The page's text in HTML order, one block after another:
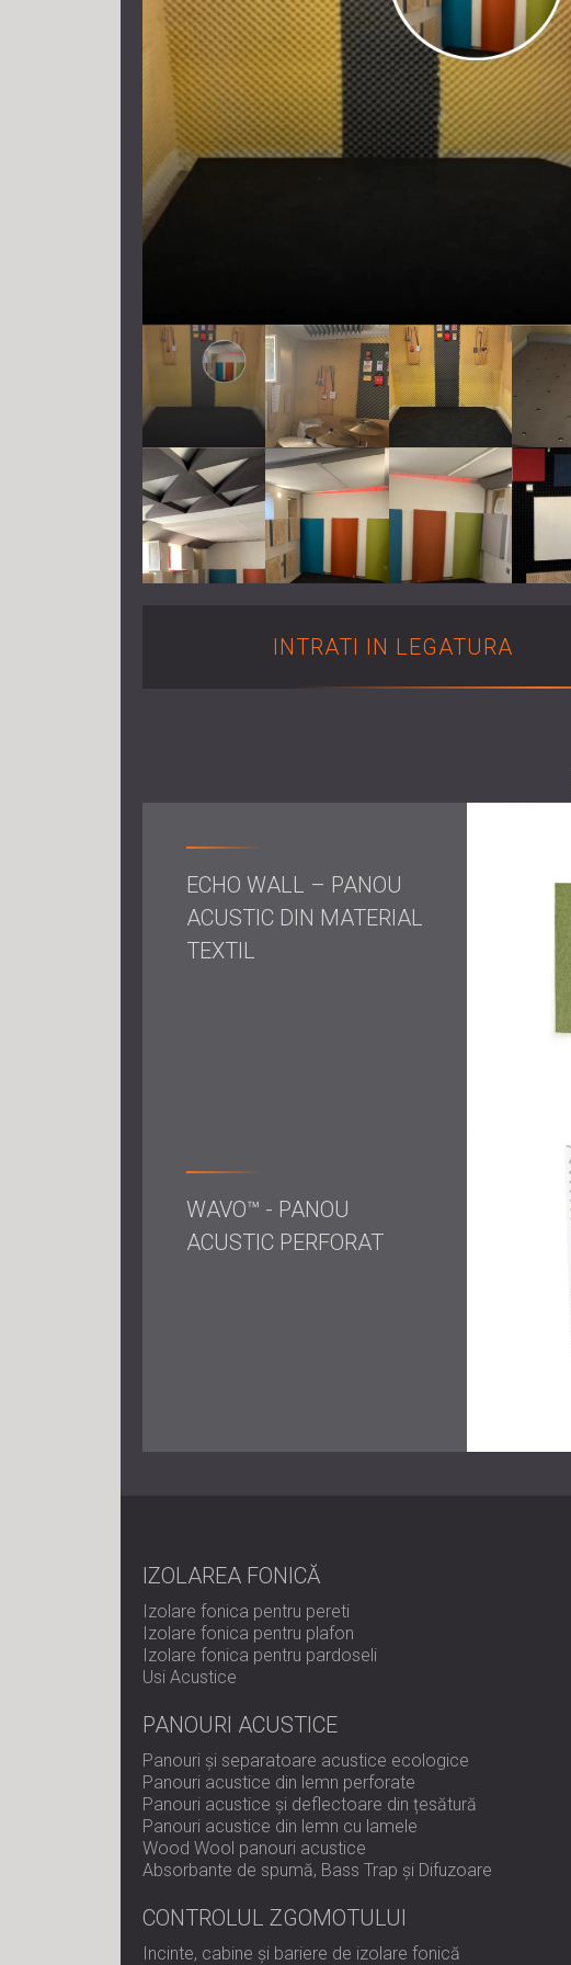
INTRATI IN LEGATURA
ECHO WALL – PANOU
ACUSTIC DIN MATERIAL
TEXTIL
WAVO™ - PANOU
ACUSTIC PERFORAT
IZOLAREA FONICĂ
Izolare fonica pentru pereti
Izolare fonica pentru plafon
Izolare fonica pentru pardoseli
Usi Acustice
PANOURI ACUSTICE
Panouri și separatoare acustice ecologice
Panouri acustice din lemn perforate
Panouri acustice și deflectoare din țesătură
Panouri acustice din lemn cu lamele
Wood Wool panouri acustice
Absorbante de spumă, Bass Trap și Difuzoare
CONTROLUL ZGOMOTULUI
Incinte, cabine și bariere de izolare fonică